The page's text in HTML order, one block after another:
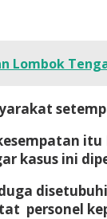
Lombok
kasus ini
personel